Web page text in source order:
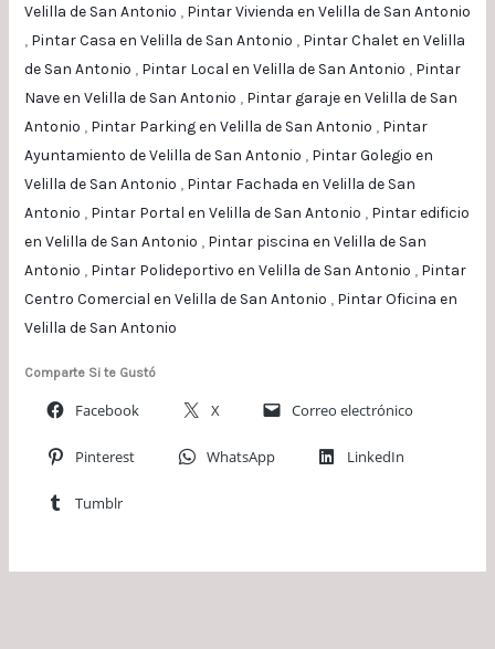
Velilla de San Antonio , Pintar Vivienda en Velilla de San Antonio
, Pintar Casa en Velilla de San Antonio , Pintar Chalet en Velilla
de San Antonio , Pintar Local en Velilla de San Antonio , Pintar
Nave en Velilla de San Antonio , Pintar garaje en Velilla de San
Antonio , Pintar Parking en Velilla de San Antonio , Pintar
Ayuntamiento de Velilla de San Antonio , Pintar Golegio en
Velilla de San Antonio , Pintar Fachada en Velilla de San
Antonio , Pintar Portal en Velilla de San Antonio , Pintar edificio
en Velilla de San Antonio , Pintar piscina en Velilla de San
Antonio , Pintar Polideportivo en Velilla de San Antonio , Pintar
Centro Comercial en Velilla de San Antonio , Pintar Oficina en
Velilla de San Antonio
Comparte Si te Gustó
Facebook X Correo electrónico
Pinterest WhatsApp LinkedIn
Tumblr